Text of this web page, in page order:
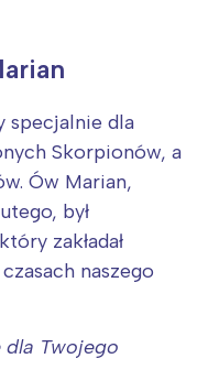
specjalnie dla
Skorpionów, a
Ów Marian,
był
zakładał
naszego
dla Twojego